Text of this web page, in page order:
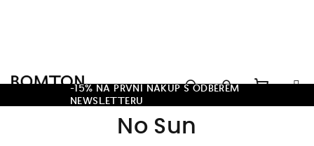
-15% NA PRVNÍ NÁKUP S ODBĚREM
NEWSLETTERU
Hledat
Přihlášení
No Sun